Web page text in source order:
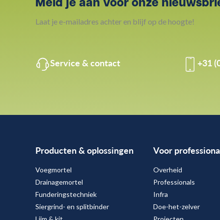
Laat je e-mailadres achter en blijf op de hoogte!
Service & contact +31
Producten & oplossingen
Voegmortel
Drainagemortel
Funderingstechniek
Siergrind- en splitbinder
Voor
Overheid
Professionals
Infra
Doe-het-zelver